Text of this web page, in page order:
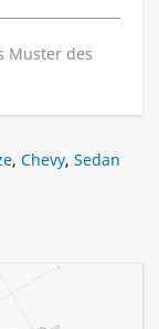
Muster des
, Chevy, Sedan